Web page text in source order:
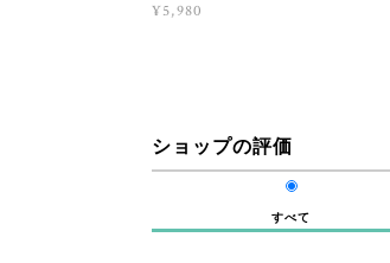
¥5,980
ショップの評価
すべて